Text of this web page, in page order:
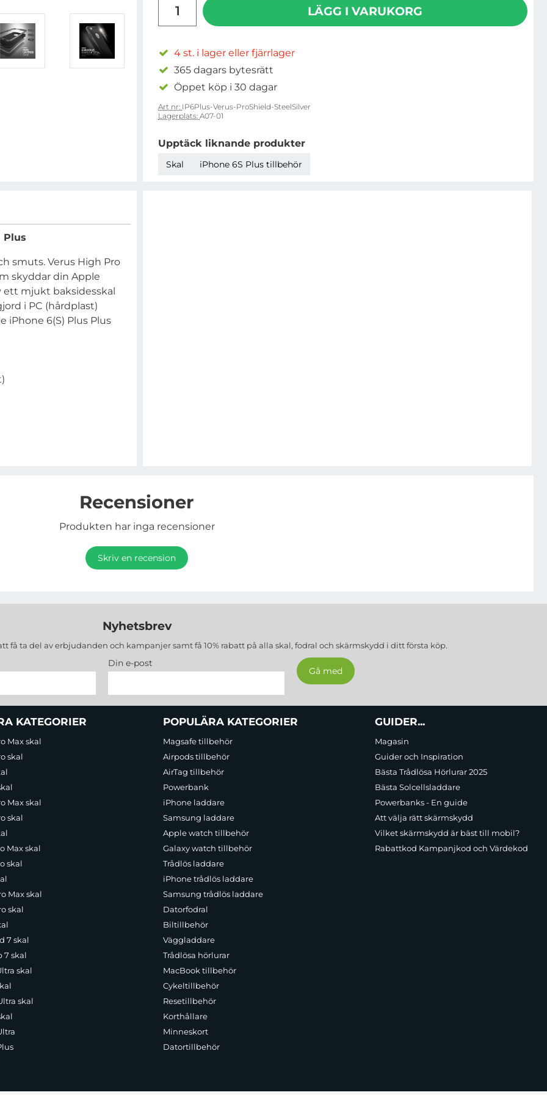
LÄGG I VARUKORG
4 st. i lager eller fjärrlager
365 dagars bytesrätt
Öppet köp i 30 dagar
Art nr: IP6Plus-Verus-ProShield-SteelSilver
Lagerplats: A07-01
Upptäck liknande produkter
Skal iPhone 6S Plus tillbehör
Plus
smuts. Verus High Pro
skyddar din Apple
ett mjukt baksidesskal
i PC (hårdplast)
iPhone 6(S) Plus Plus
Recensioner
Produkten har inga recensioner
Skriv en recension
Nyhetsbrev
få ta del av erbjudanden och kampanjer samt få 10% rabatt på alla skal, fodral och skärmskydd i ditt första köp.
Din e-post
KATEGORIER
Max skal
skal
Max skal
skal
Max skal
skal
Max skal
skal
7 skal
7 skal
skal
skal
POPULÄRA KATEGORIER
Magsafe tillbehör
Airpods tillbehör
AirTag tillbehör
Powerbank
iPhone laddare
Samsung laddare
Apple watch tillbehör
Galaxy watch tillbehör
Trådlös laddare
iPhone trådlös laddare
Samsung trådlös laddare
Datorfodral
Biltillbehör
Väggladdare
Trådlösa hörlurar
MacBook tillbehör
Cykeltillbehör
Resetillbehör
Korthållare
Minneskort
Datortillbehör
GUIDER...
Magasin
Guider och Inspiration
Bästa Trådlösa Hörlurar 2025
Bästa Solcellsladdare
Powerbanks - En guide
Att välja rätt skärmskydd
Vilket skärmskydd är bäst till mobil?
Rabattkod Kampanjkod och Värdekod